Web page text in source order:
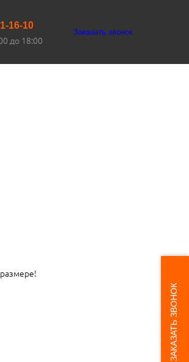
16-10
до 18:00
Заказать звонок
ЗАКАЗАТЬ ЗВОНОК